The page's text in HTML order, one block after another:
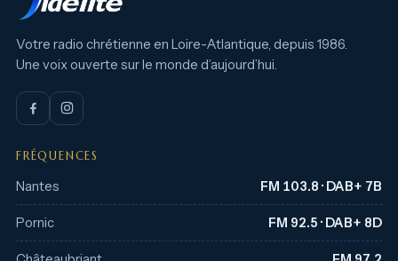
Votre radio chrétienne en Loire-Atlantique, depuis 1986.
Une voix ouverte sur le monde d’aujourd’hui.
FRÉQUENCES
Nantes FM 103.8 · DAB+ 7B
Pornic FM 92.5 · DAB+ 8D